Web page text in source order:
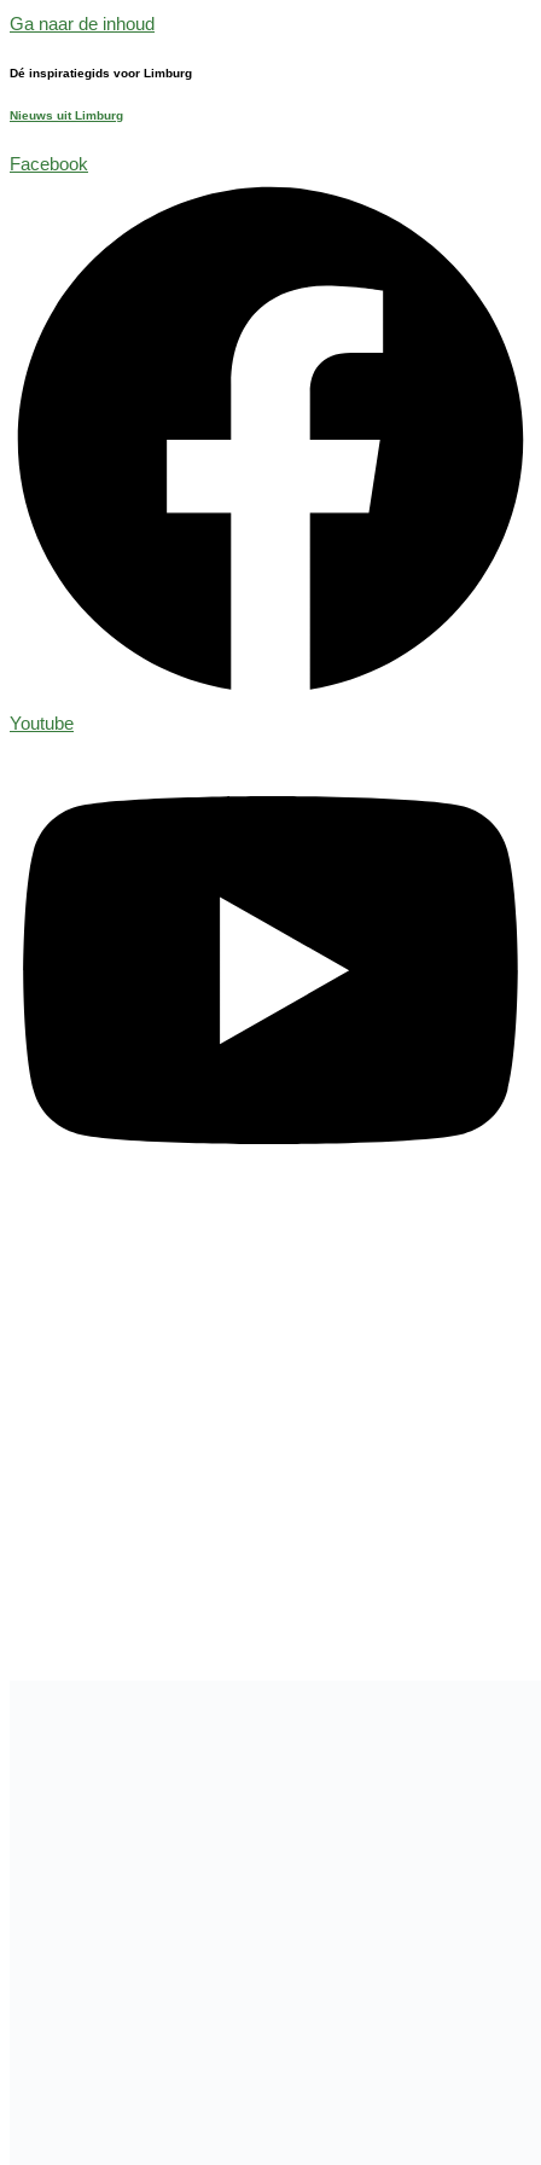
Ga naar de inhoud
Dé inspiratiegids voor Limburg
Nieuws uit Limburg
Facebook
Youtube